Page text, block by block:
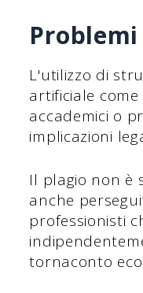
L'utilizzo di
artificiale come
accademici o
implicazioni
Il plagio non è
anche
professionisti
tornaconto